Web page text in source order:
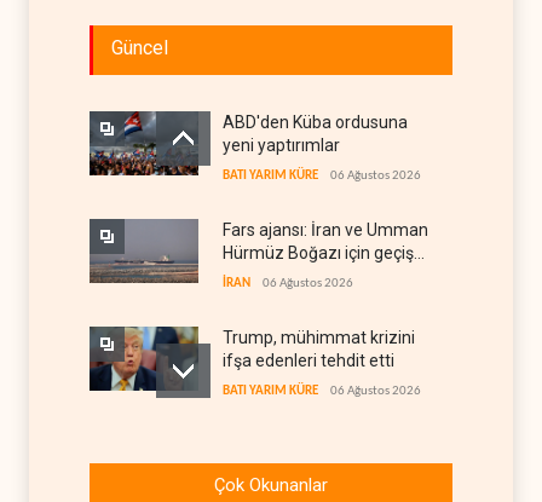
Güncel
ABD'den Küba ordusuna
yeni yaptırımlar
BATI YARIM KÜRE 06 Ağustos 2026
Fars ajansı: İran ve Umman
Hürmüz Boğazı için geçiş
koridorlarında anlaştı
İRAN 06 Ağustos 2026
Trump, mühimmat krizini
ifşa edenleri tehdit etti
BATI YARIM KÜRE 06 Ağustos 2026
Şeria'da işgalci
yerleşimcilere cezasızlık
Çok Okunanlar